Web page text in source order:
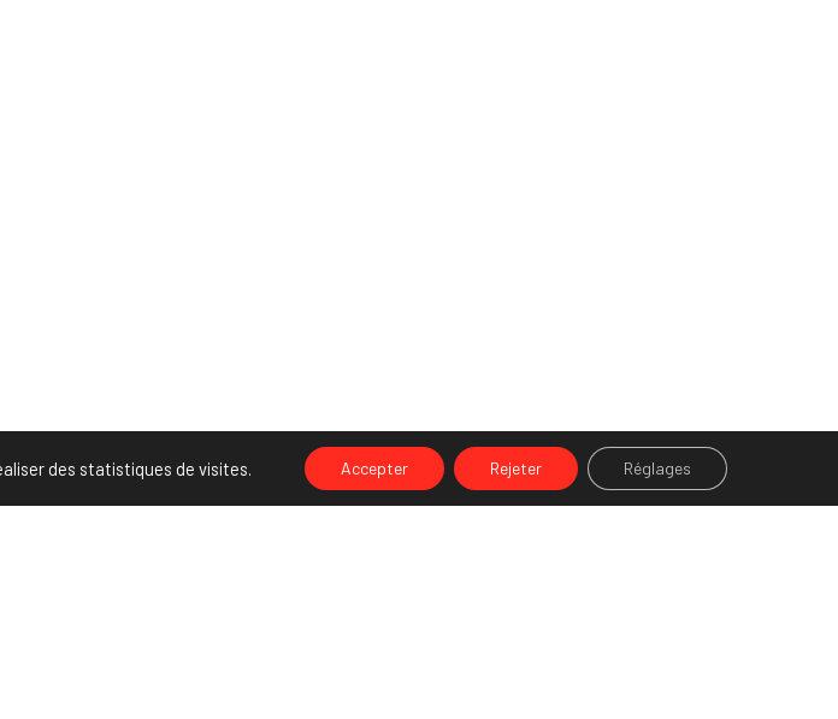
des statistiques de visites. Accepter Rejeter Réglages